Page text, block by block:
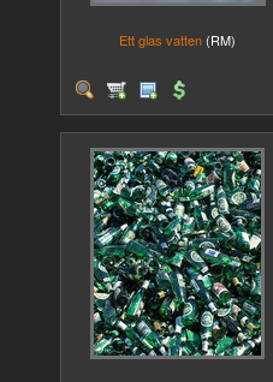
Ett glas vatten (RM)